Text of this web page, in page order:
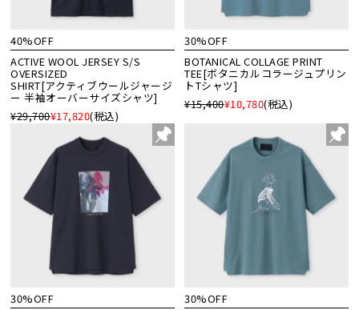
40%OFF
ACTIVE WOOL JERSEY S/S
OVERSIZED
SHIRT[アクティブウールジャージ
ー 半袖オーバーサイズシャツ]
¥29,700¥17,820(税込)
30%OFF
BOTANICAL COLLAGE PRINT
TEE[ボタニカルコラージュプリン
トTシャツ]
¥15,400¥10,780(税込)
30%OFF
30%OFF